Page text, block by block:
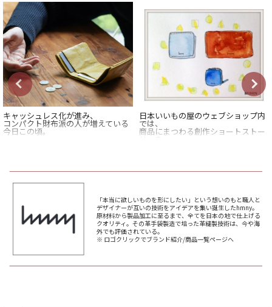
キャッシュレス化が進み、
コンパクト財布派の人が増えている
今日この頃。
ちょっと嫌。
コンパクト財布といえど、
そんな方におすすめしたいのが、
hmnyの3つ折り財布です。
片手の平にすっぽり収まる
す。
日本いいもの屋のウェブショップ内
では、
商品にまつわる創作ショートストー
難しいからこそ、嬉しい。
*****
日本いいもの屋公式LINEはじめまし
た。
友達登録で５００円OFFクーポンを
プレゼント！
▽友だち登録はコチラから▽
「本当に欲しいものを形にしたい」という想いのもと職人と
デザイナーが互いの技術をアイデアを集い誕生したhmny。
原材料から製品加工に至るまで、全てを日本の地で仕上げる
クオリティ。その革手袋製造で培った革縫製技術は、今や海
外でも評価されている。
※ ロゴクリックでブランド紹介/商品一覧ページへ